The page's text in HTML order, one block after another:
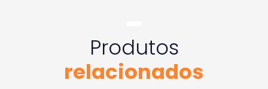
Produtos
relacionados